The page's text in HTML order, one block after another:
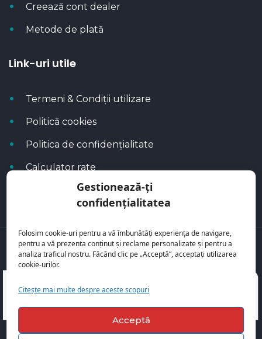
Gestionează-ți
confidențialitatea
Folosim cookie-uri pentru a vă îmbunătăți experiența de navigare,
pentru a vă prezenta conținut și reclame personalizate și pentru a
analiza traficul nostru. Făcând clic pe „Acceptă”, acceptați utilizarea
cookie-urilor.
Citește mai multe despre aceste scopuri
Acceptă
Creează cont dealer
Metode de plată
Link-uri utile
Termeni & Condiții utilizare
Politică cookies
Politica de confidențialitate
Calculator rate
Blog Autoflux
Toate mașinile se regăsesc peAutoFlux